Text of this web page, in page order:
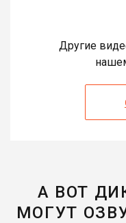
Другие
А ВОТ
МОГУТ